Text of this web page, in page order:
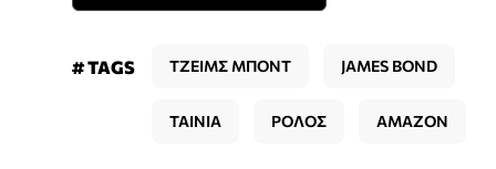
# TAGS ΤΖΕΙΜΣ ΜΠΟΝΤ JAMES BOND
ΤΑΙΝΙΑ ΡΟΛΟΣ AMAZON